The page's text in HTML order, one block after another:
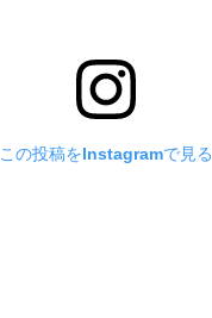
この投稿をInstagramで見る